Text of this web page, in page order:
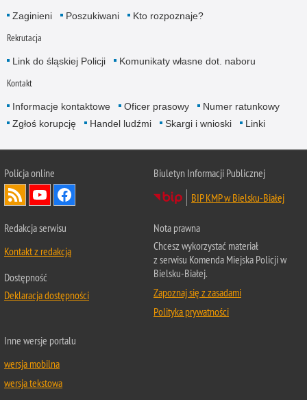
Zaginieni Poszukiwani Kto rozpoznaje?
Rekrutacja
Link do śląskiej Policji Komunikaty własne dot. naboru
Kontakt
Informacje kontaktowe Oficer prasowy
Numer ratunkowy
Zgłoś korupcję
Handel ludźmi Skargi i wnioski Linki
Policja online
Biuletyn Informacji Publicznej
BIP KMP w Bielsku-Białej
Redakcja serwisu
Kontakt z redakcją
Dostępność
Deklaracja dostępności
Nota prawna
Chcesz wykorzystać materiał
z serwisu Komenda Miejska Policji w
Bielsku-Białej.
Zapoznaj się z zasadami
Polityka prywatności
Inne wersje portalu
wersja mobilna
wersja tekstowa